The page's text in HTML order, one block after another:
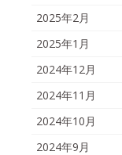
2025年2月
2025年1月
2024年12月
2024年11月
2024年10月
2024年9月